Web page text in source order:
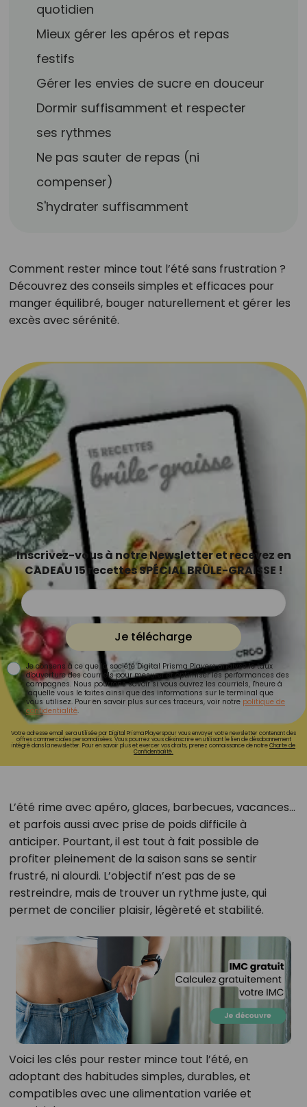
quotidien
Mieux gérer les apéros et repas
festifs
Gérer les envies de sucre en douceur
Dormir suffisamment et respecter
ses rythmes
Ne pas sauter de repas (ni
compenser)
S'hydrater suffisamment
Comment rester mince tout l’été sans frustration ?
Découvrez des conseils simples et efficaces pour
manger équilibré, bouger naturellement et gérer les
excès avec sérénité.
Inscrivez-vous à notre Newsletter et recevez en
CADEAU 15 recettes SPÉCIAL BRÛLE-GRAISSE !
Je télécharge
Je consens à ce que la société Digital Prisma Players analyse le taux
d'ouverture des courriels pour mesurer et optimiser les performances des
campagnes. Nous pourrons savoir si vous ouvrez les courriels, l'heure à
laquelle vous le faites ainsi que des informations sur le terminal que
vous utilisez. Pour en savoir plus sur ces traceurs, voir notre politique de
confidentialité.
Votre adresse email sera utilisée par Digital Prisma Playerspour vous envoyer votre newsletter contenant des
offres commerciales personnalisées. Vous pourrez vous désinscrire en utilisant le lien de désabonnement
intégré dans la newsletter. Pour en savoir plus et exercer vos droits, prenez connaissance de notreCharte de
Confidentialité.
L’été rime avec apéro, glaces, barbecues, vacances...
et parfois aussi avec prise de poids difficile à
anticiper. Pourtant, il est tout à fait possible de
profiter pleinement de la saison sans se sentir
frustré, ni alourdi. L’objectif n’est pas de se
restreindre, mais de trouver un rythme juste, qui
permet de concilier plaisir, légèreté et stabilité.
Voici les clés pour rester mince tout l’été, en
adoptant des habitudes simples, durables, et
compatibles avec une alimentation variée et